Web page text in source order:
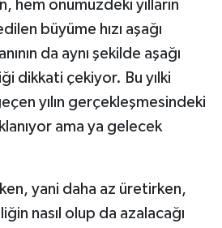
hem önümüzdeki yılların
büyüme hızı aşağı
da aynı şekilde aşağı
dikkati çekiyor. Bu yılki
yılın gerçekleşmesindeki
ama ya gelecek
yani daha az üretirken,
nasıl olup da azalacağı